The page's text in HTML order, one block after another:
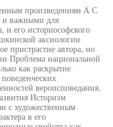
произведениям А С
и важными для
и его историософского
аксиологии
пристрастие автора, но
Проблема национальной
как раскрытие
вероисповедания,
Историзм
с художественным
в его